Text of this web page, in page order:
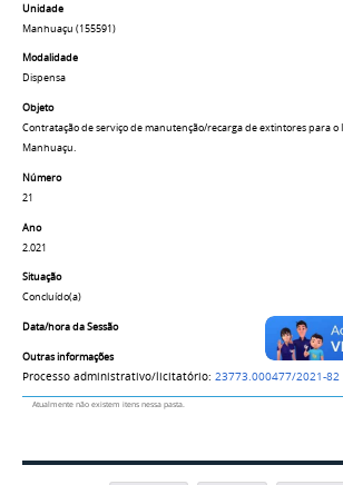
Unidade
Manhuaçu (155591)
Modalidade
Dispensa
Objeto
Contratação de serviço de manutenção/recarga de extintores para o
Manhuaçu.
Número
21
Ano
2.021
Situação
Concluído(a)
Data/hora da Sessão
Outras informações
Processo administrativo/licitatório: 23773.000477/2021-82
Atualmente não existem itens nessa pasta.